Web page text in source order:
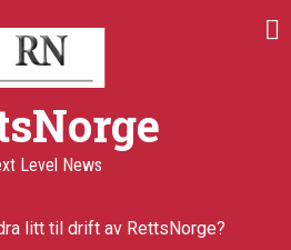
Level News
litt til drift av RettsNorge?